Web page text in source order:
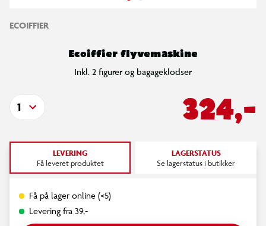
ECOIFFIER
Ecoiffier flyvemaskine
Inkl. 2 figurer og bagageklodser
324,-
1
LEVERING
Få leveret produktet
LAGERSTATUS
Se lagerstatus i butikker
Få på lager online (<5)
Levering fra 39,-